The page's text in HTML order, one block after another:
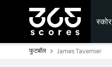
स्कोर
फुटबॉल James Tavernier